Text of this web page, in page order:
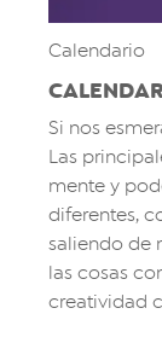
Calendario
Si nos
Las
mente y
diferentes,
saliendo de
las cosas
creatividad